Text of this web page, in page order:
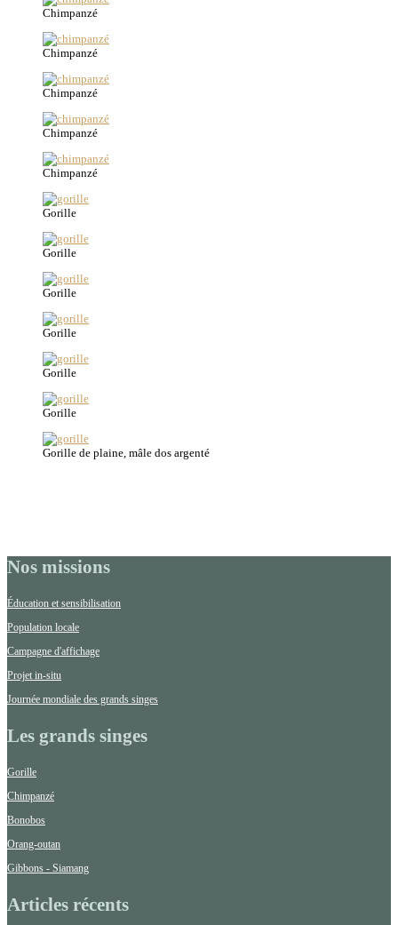
Chimpanzé
Chimpanzé
Chimpanzé
Chimpanzé
Chimpanzé
Gorille
Gorille
Gorille
Gorille
Gorille
Gorille
Gorille de plaine, mâle dos argenté
Nos missions
Éducation et sensibilisation
Population locale
Campagne d'affichage
Projet in-situ
Journée mondiale des grands singes
Les grands singes
Gorille
Chimpanzé
Bonobos
Orang-outan
Gibbons - Siamang
Articles récents